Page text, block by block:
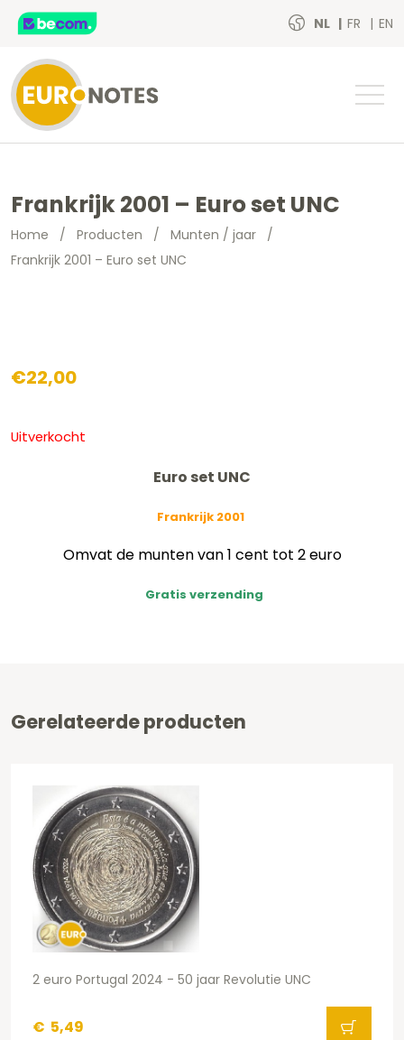
NL FR EN
Frankrijk 2001 – Euro set UNC
Home / Producten / Munten / jaar /
Frankrijk 2001 – Euro set UNC
€22,00
Uitverkocht
Euro set UNC
Frankrijk 2001
Omvat de munten van 1 cent tot 2 euro
Gratis verzending
Gerelateerde producten
2 euro Portugal 2024 - 50 jaar Revolutie UNC
€ 5,49